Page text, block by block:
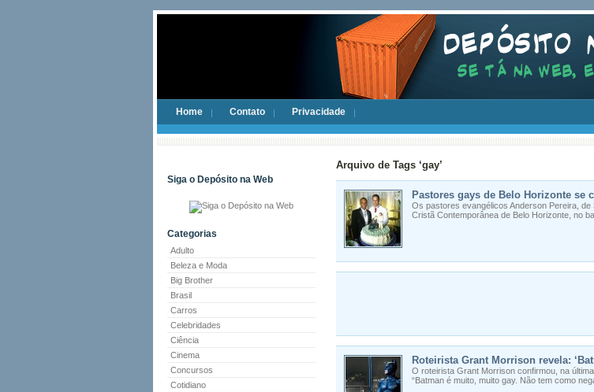
Home Contato Privacidade
Siga o Depósito na Web
Categorias
Adulto
Beleza e Moda
Big Brother
Brasil
Carros
Celebridades
Ciência
Cinema
Concursos
Cotidiano
Arquivo de Tags ‘gay’
Pastores gays de Belo Horizonte se
Os pastores evangélicos Anderson Pereira,
Cristã Contemporânea de Belo Horizonte, no
Roteirista Grant Morrison revela:
O roteirista Grant Morrison confirmou, na
“Batman é muito, muito gay. Não tem como